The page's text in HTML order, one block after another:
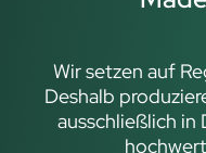
Wir setzen auf
Deshalb
ausschließlich in